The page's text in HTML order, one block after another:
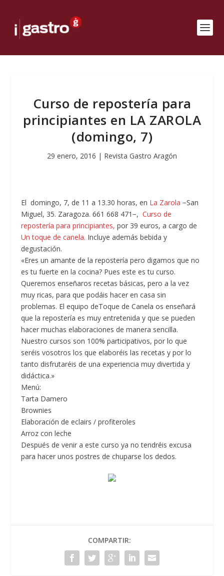
Curso de repostería para
principiantes en LA ZAROLA
(domingo, 7)
29 enero, 2016 | Revista Gastro Aragón
El domingo, 7, de 11 a 13.30 horas, en La Zarola −San
Miguel, 35. Zaragoza. 661 668 471−,Curso de
repostería para principiantes, por 39 euros, a cargo de
Un toque de canela. Incluye además bebida y
degustación.
«Eres un amante de la repostería pero digamos que no
es tu fuerte en la cocina? Pues este es tu curso.
Queremos enseñaros recetas básicas, pero a la vez
muy ricas, para que podáis hacer en casa sin
problemas. El equipo deToque de Canela os enseñará
que la repostería es muy entretenida y que se pueden
hacer muchas elaboraciones de manera sencilla.
Nuestro cursos son 100% participativos, por lo que
seréis vosotros los que elaboréis las recetas y por lo
tanto disfrutaréis de una experiencia muy divertida y
didáctica.»
Menú:
Tarta Damero
Brownies
Elaboración de eclairs / profiteroles
Arroz con leche
Después de venir a este curso ya no tendréis excusa
para hacer unos postres de chuparse los dedos.
COMPARTIR: